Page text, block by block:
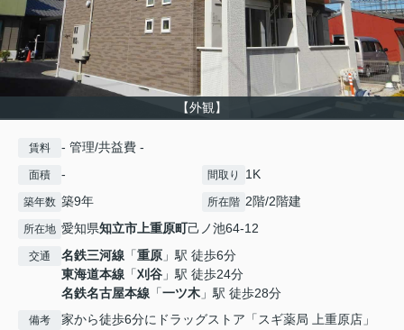
【外観】
賃料 - 管理/共益費 -
面積 - 間取り 1K
築年数 築9年 所在階 2階/2階建
所在地 愛知県知立市上重原町己ノ池64-12
交通 名鉄三河線 「重原 」駅 徒歩6分
東海道本線 「刈谷 」駅 徒歩24分
名鉄名古屋本線 「一ツ木 」駅 徒歩28分
備考
家から徒歩6分にドラッグストア「スギ薬局 上重原店」